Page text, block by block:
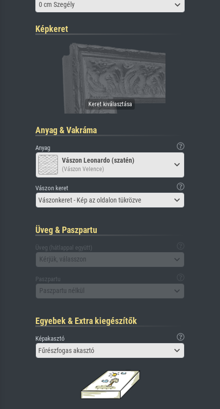
0 cm Szegély
Képkeret
Anyag & Vakráma
Anyag
Vászon Leonardo (szatén)
(Vászon Velence)
Vászon keret
Vászonkeret - Kép az oldalon tükrözve
Üveg & Paszpartu
Üveg (hátlappal együtt)
Kérjük, válasszon
Paszpartu
Paszpartu nélkül
Egyebek & Extra kiegészítők
Képakasztó
Fűrészfogas akasztó